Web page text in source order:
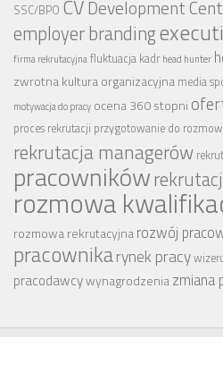
SSC/BPO CV Development
employer branding
firma rekrutacyjnafluktuacja kadr head hunter
zwrotnakultura organizacyjna media
motywacja do pracy ocena 360 stopni
proces rekrutacji przygotowanie do
rekrutacja managerów
pracowników
rozmowa
rozmowa rekrutacyjnarozwój
pracownikarynek pracy
pracodawcywynagrodzeniazmiana